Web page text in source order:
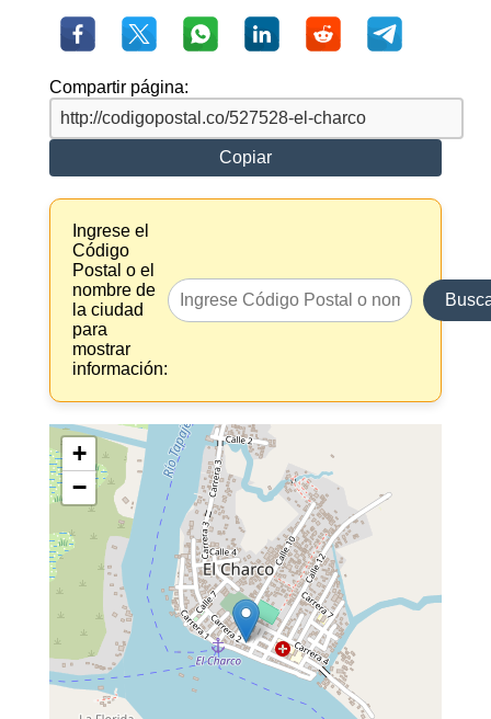
Compartir página:
Copiar
Ingrese el
Código
Postal o el
nombre de
la ciudad
para
mostrar
información:
+
−